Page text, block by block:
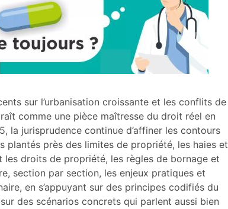
sur l’urbanisation croissante et les conflits de
comme une pièce maîtresse du droit réel en
la jurisprudence continue d’affiner les contours
plantés près des limites de propriété, les haies et
droits de propriété, les règles de bornage et
section par section, les enjeux pratiques et
en s’appuyant sur des principes codifiés du
des scénarios concrets qui parlent aussi bien